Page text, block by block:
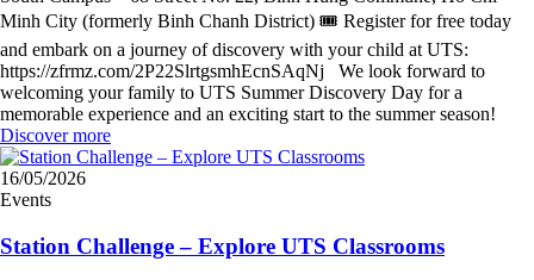
Minh City (formerly Binh Chanh District) 🎟 Register for free today
and embark on a journey of discovery with your child at UTS:
https://zfrmz.com/2P22SlrtgsmhEcnSAqNj We look forward to
welcoming your family to UTS Summer Discovery Day for a
memorable experience and an exciting start to the summer season!
Discover more
16/05/2026
Events
Station Challenge – Explore UTS Classrooms